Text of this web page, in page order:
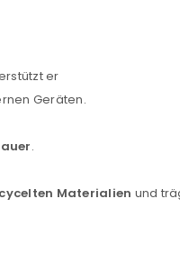
Passworts wird an deine E-
er
Geräten.
.
Materialien und